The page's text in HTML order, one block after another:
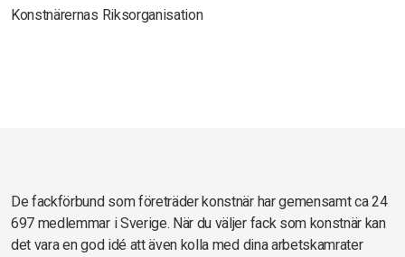
Konstnärernas Riksorganisation
De fackförbund som företräder konstnär har gemensamt ca 24
697 medlemmar i Sverige. När du väljer fack som konstnär kan
det vara en god idé att även kolla med dina arbetskamrater